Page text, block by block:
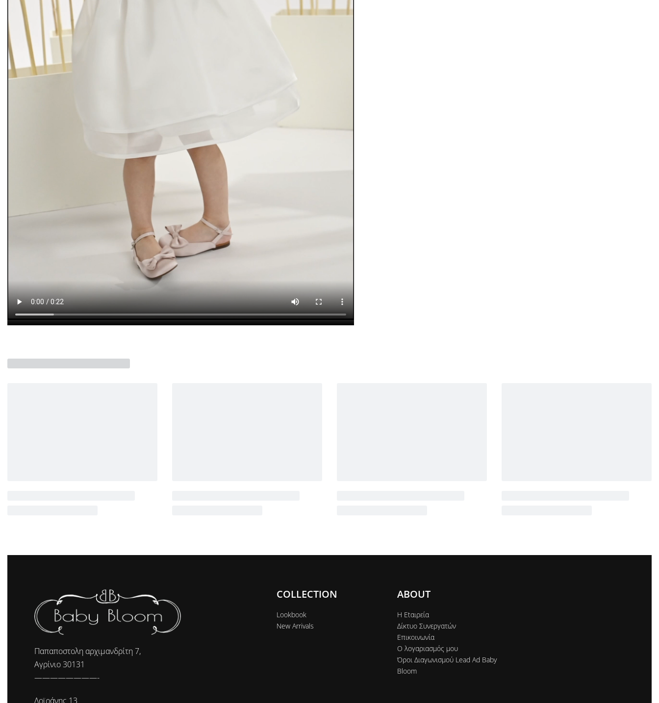
Παπαποστολη αρχιμανδρίτη 7,
Αγρίνιο 30131
————————-
Δοϊράνης 13
COLLECTION
Lookbook
New Arrivals
ABOUT
Η Εtαιρεία
Δίκτυο Συνεργατών
Επικοινωνία
Ο λογαριασμός μου
Όροι Διαγωνισμού Lead Ad Baby
Bloom